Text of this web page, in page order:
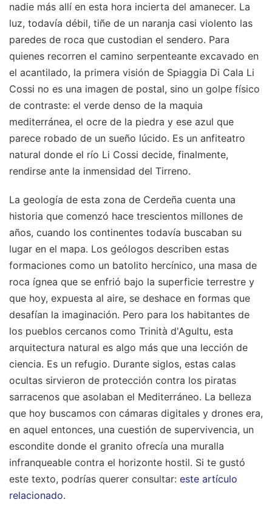
nadie más allí en esta hora incierta del amanecer. La
luz, todavía débil, tiñe de un naranja casi violento las
paredes de roca que custodian el sendero. Para
quienes recorren el camino serpenteante excavado en
el acantilado, la primera visión de Spiaggia Di Cala Li
Cossi no es una imagen de postal, sino un golpe físico
de contraste: el verde denso de la maquia
mediterránea, el ocre de la piedra y ese azul que
parece robado de un sueño lúcido. Es un anfiteatro
natural donde el río Li Cossi decide, finalmente,
rendirse ante la inmensidad del Tirreno.
La geología de esta zona de Cerdeña cuenta una
historia que comenzó hace trescientos millones de
años, cuando los continentes todavía buscaban su
lugar en el mapa. Los geólogos describen estas
formaciones como un batolito hercínico, una masa de
roca ígnea que se enfrió bajo la superficie terrestre y
que hoy, expuesta al aire, se deshace en formas que
desafían la imaginación. Pero para los habitantes de
los pueblos cercanos como Trinità d'Agultu, esta
arquitectura natural es algo más que una lección de
ciencia. Es un refugio. Durante siglos, estas calas
ocultas sirvieron de protección contra los piratas
sarracenos que asolaban el Mediterráneo. La belleza
que hoy buscamos con cámaras digitales y drones era,
en aquel entonces, una cuestión de supervivencia, un
escondite donde el granito ofrecía una muralla
infranqueable contra el horizonte hostil. Si te gustó
este texto, podrías querer consultar: este artículo
relacionado.